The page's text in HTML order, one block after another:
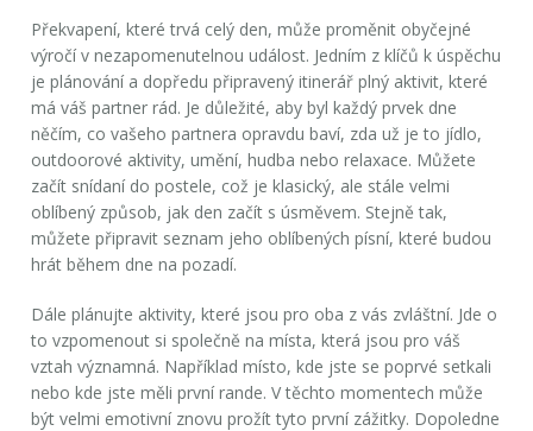
Překvapení, které trvá celý den, může proměnit obyčejné
výročí v nezapomenutelnou událost. Jedním z klíčů k úspěchu
je plánování a dopředu připravený itinerář plný aktivit, které
má váš partner rád. Je důležité, aby byl každý prvek dne
něčím, co vašeho partnera opravdu baví, zda už je to jídlo,
outdoorové aktivity, umění, hudba nebo relaxace. Můžete
začít snídaní do postele, což je klasický, ale stále velmi
oblíbený způsob, jak den začít s úsměvem. Stejně tak,
můžete připravit seznam jeho oblíbených písní, které budou
hrát během dne na pozadí.
Dále plánujte aktivity, které jsou pro oba z vás zvláštní. Jde o
to vzpomenout si společně na místa, která jsou pro váš
vztah významná. Například místo, kde jste se poprvé setkali
nebo kde jste měli první rande. V těchto momentech může
být velmi emotivní znovu prožít tyto první zážitky. Dopoledne